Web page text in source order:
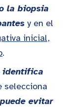
la biopsia
y en el
inicial,
.
identifica
selecciona
puede evitar